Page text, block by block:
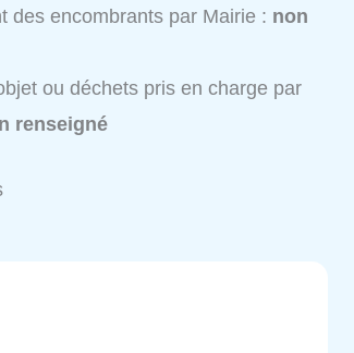
des encombrants par Mairie : non
ou déchets pris en charge par
renseigné